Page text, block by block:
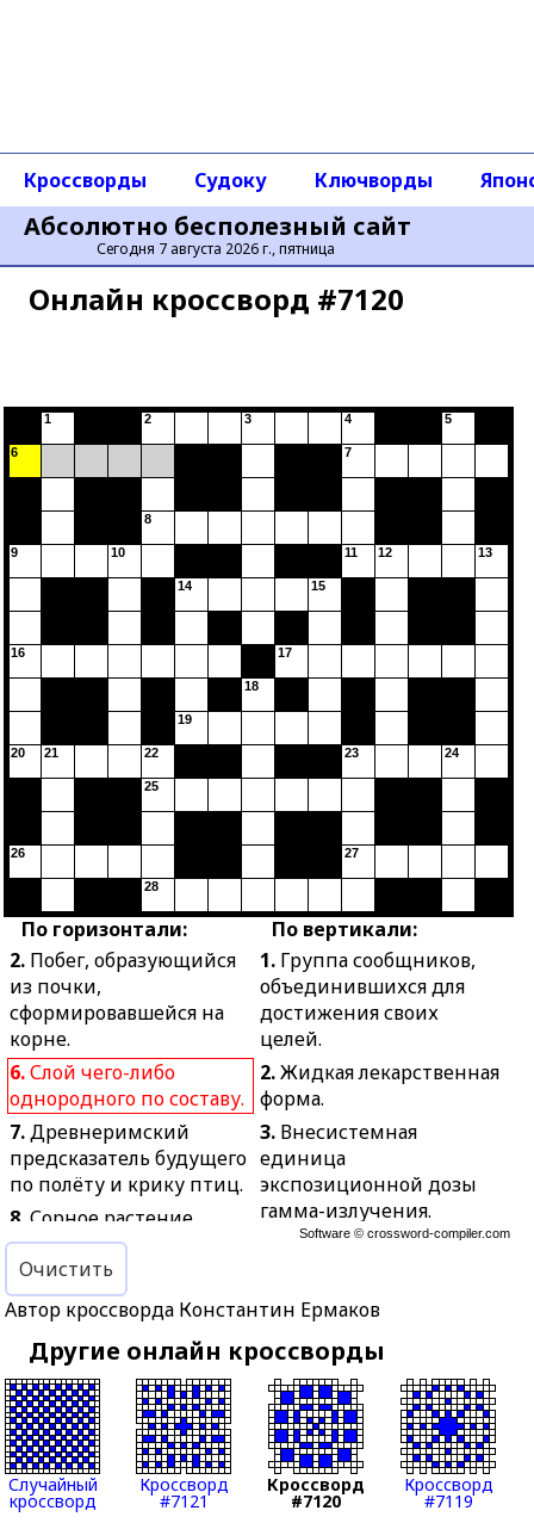
Абсолютно бесполезный сайт
Сегодня 7 августа 2026 г., пятница
Кроссворды Судоку Ключворды
Онлайн кроссворд #7120
По горизонтали:
2. Побег, образующийся
из почки,
сформировавшейся на
корне.
6.Слой чего-либо
однородного по составу.
7.Древнеримский
предсказатель будущего
по полёту и крику птиц.
8.Сорное растение
семейства гераниевых.
9.Кристаллическое
сладкое вещество.
11.Забродившее жидкое
тесто.
14.Вариант разговорной
речи, не совпадающий с
нормой литературного
языка.
16.Крупная монополия.
По вертикали:
1. Группа сообщников,
объединившихся для
достижения своих
целей.
2.Жидкая лекарственная
форма.
3. Внесистемная
единица
экспозиционной дозы
гамма-излучения.
Страхование
хищения или угона.
Устройство для
смягчения ударов на
транспортных
средствах.
9.Агрегат для испарения
из материала влаги.
10. Раздел математики,
6
9
16
20
26
1
21
10
2
8
22
25
28
14
19
3
18
17
15
4
7
11
23
27
12
5
24
13
Software ©crossword-compiler.com
Очистить
Автор кроссворда Константин Ермаков
Другие онлайн кроссворды
Случайный
кроссворд
Кроссворд
#7121
Кроссворд
#7120
Кроссворд
#7119